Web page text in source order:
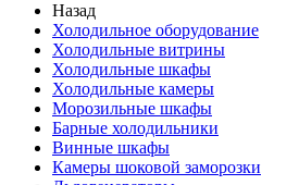
Назад
Холодильное оборудование
Холодильные витрины
Холодильные шкафы
Холодильные камеры
Морозильные шкафы
Барные холодильники
Винные шкафы
Камеры шоковой заморозки